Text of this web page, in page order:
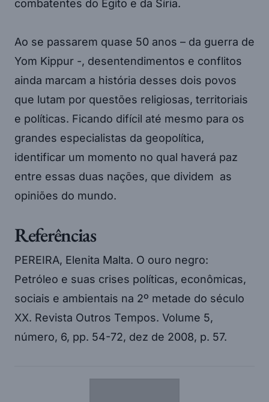
combatentes do Egito e da Síria.
Ao se passarem quase 50 anos – da guerra de
Yom Kippur -, desentendimentos e conflitos
ainda marcam a história desses dois povos
que lutam por questões religiosas, territoriais
e políticas. Ficando difícil até mesmo para os
grandes especialistas da geopolítica,
identificar um momento no qual haverá paz
entre essas duas nações, que dividem as
opiniões do mundo.
Referências
PEREIRA, Elenita Malta. O ouro negro:
Petróleo e suas crises políticas, econômicas,
sociais e ambientais na 2º metade do século
XX. Revista Outros Tempos. Volume 5,
número, 6, pp. 54-72, dez de 2008, p. 57.